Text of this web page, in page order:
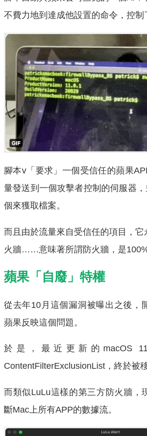
不費力地到達成他設置的命令，控制
腳本v「要求」一個受信任的蘋果
量發送到一個攻擊者控制的伺服器
個來獲取檔案。
而且由於流量來自受信任的項目，
火牆……意味著所謂防火牆，是100%
蘋果「自廢」特權
從去年10月這個漏洞被曝出之後，
蘋果反映這個問題。
於是，最近更新的macOS
ContentFilterExclusionList，終於被
而類似LuLu這樣的第三方防火牆，
斷Mac上所有APP的數據流。